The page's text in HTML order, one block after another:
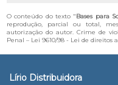
O conteúdo do texto "Bases para
reprodução, parcial ou total,
autorização do autor. Crime de
Penal – Lei 9610/98 - Lei de direitos
Lírio Distribuidora